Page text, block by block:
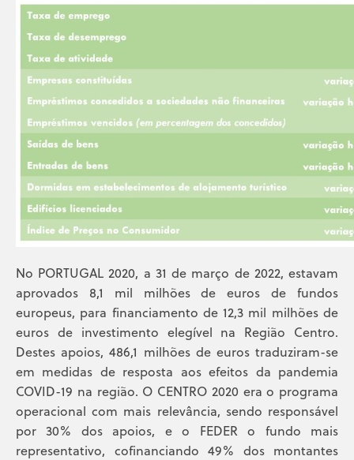
No PORTUGAL 2020, a 31 de março de 2022, estavam
aprovados 8,1 mil milhões de euros de fundos
europeus, para financiamento de 12,3 mil milhões de
euros de investimento elegível na Região Centro.
Destes apoios, 486,1 milhões de euros traduziram-se
em medidas de resposta aos efeitos da pandemia
COVID-19 na região. O CENTRO 2020 era o programa
operacional com mais relevância, sendo responsável
por 30% dos apoios, e o FEDER o fundo mais
representativo, cofinanciando 49% dos montantes